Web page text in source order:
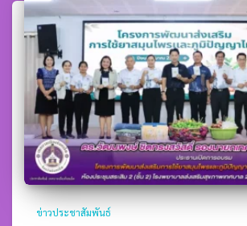
ข่าวประชาสัมพันธ์